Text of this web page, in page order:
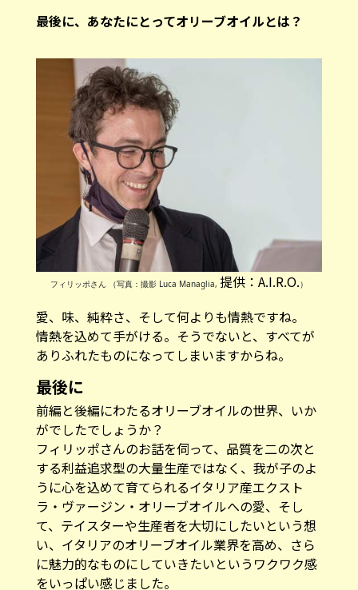
―――最後に、あなたにとってオリーブオイルとは？
フィリッポさん （写真：撮影 Luca Managlia, 提供：A.I.R.O.）
愛、味、純粋さ、そして何よりも情熱ですね。
情熱を込めて手がける。そうでないと、すべてが
ありふれたものになってしまいますからね。
最後に
前編と後編にわたるオリーブオイルの世界、いか
がでしたでしょうか？
フィリッポさんのお話を伺って、品質を二の次と
する利益追求型の大量生産ではなく、我が子のよ
うに心を込めて育てられるイタリア産エクスト
ラ・ヴァージン・オリーブオイルへの愛、そし
て、テイスターや生産者を大切にしたいという想
い、イタリアのオリーブオイル業界を高め、さら
に魅力的なものにしていきたいというワクワク感
をいっぱい感じました。